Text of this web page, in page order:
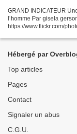
GRAND INDICATEUR
l’homme Par gisela
https://www.flickr.com/
https://
Hébergé par
Top articles
Pages
Contact
Signaler un abus
C.G.U.